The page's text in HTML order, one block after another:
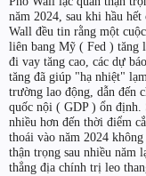
năm 2024, sau khi hầu
Wall đều tin rằng một
liên bang Mỹ ( Fed ) tăng
đi vay tăng cao, các dự
tăng đã giúp "hạ nhiệt"
trường lao động, dẫn đến
quốc nội ( GDP ) ổn định.
nhiều hơn đến thời điểm
thoái vào năm 2024
thận trọng sau nhiều năm
thẳng địa chính trị leo